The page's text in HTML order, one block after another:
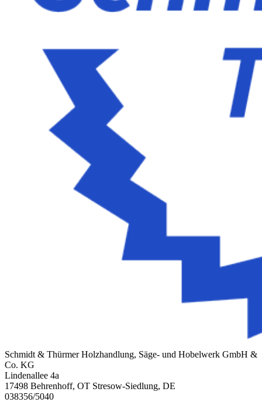
Schmidt & Thürmer Holzhandlung, Säge- und Hobelwerk GmbH &
Co. KG
Lindenallee 4a
17498 Behrenhoff, OT Stresow-Siedlung, DE
038356/5040